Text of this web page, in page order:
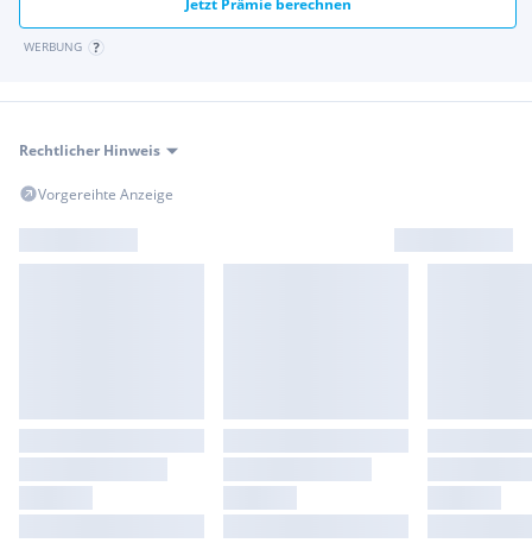
Tempomat
Aktiver Spurhalte-Assistent
Traktionskontrolle
Klimaautomatik
Alarmanlage
Elektr. Bremskraftverteilung
Elektronisches Stabilitätsprogramm
Navigationssystem
Schaltwippen
Schlüssellose Zentralverriegelung
Jetzt Prämie berechnen
WERBUNG
Rechtlicher Hinweis
Vorgereihte Anzeige